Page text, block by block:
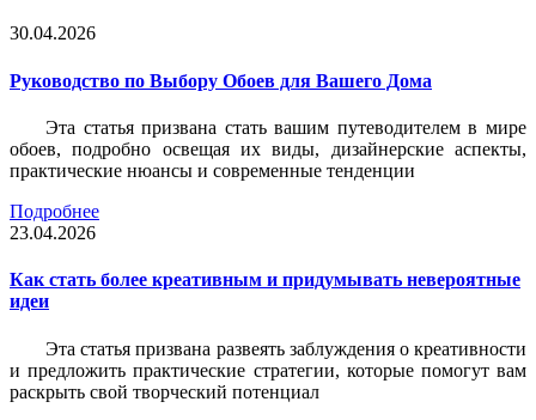
30.04.2026
Руководство по Выбору Обоев для Вашего Дома
Эта статья призвана стать вашим путеводителем в мире
обоев, подробно освещая их виды, дизайнерские аспекты,
практические нюансы и современные тенденции
Подробнее
23.04.2026
Как стать более креативным и придумывать невероятные
идеи
Эта статья призвана развеять заблуждения о креативности
и предложить практические стратегии, которые помогут вам
раскрыть свой творческий потенциал